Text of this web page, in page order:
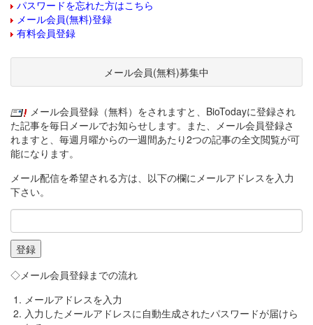
パスワードを忘れた方はこちら
メール会員(無料)登録
有料会員登録
メール会員(無料)募集中
メール会員登録（無料）をされますと、BioTodayに登録され
た記事を毎日メールでお知らせします。また、メール会員登録さ
れますと、毎週月曜からの一週間あたり2つの記事の全文閲覧が可
能になります。
メール配信を希望される方は、以下の欄にメールアドレスを入力
下さい。
◇メール会員登録までの流れ
メールアドレスを入力
入力したメールアドレスに自動生成されたパスワードが届けら